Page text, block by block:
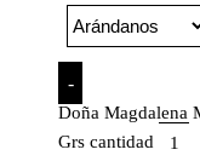
-
Doña Magdalena
Grs cantidad